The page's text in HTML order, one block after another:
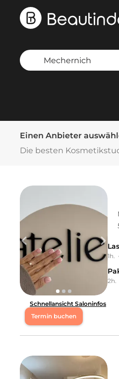
Einen Anbieter
Die besten
1h.
2h.
Schnellansicht Saloninfos
Termin buchen
Atelier nails & body ist
Nagelkunst zu schaffen.
Leistungen